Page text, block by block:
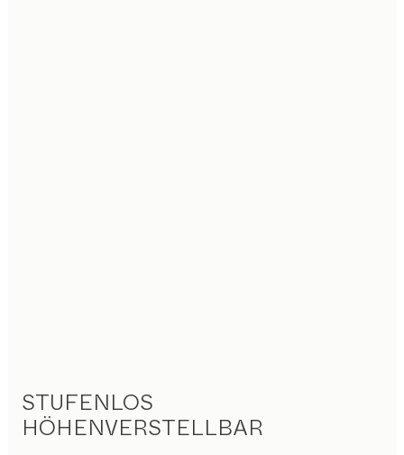
STUFENLOS
HÖHENVERSTELLBAR